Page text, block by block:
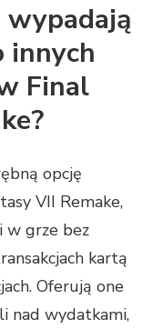
innych
Final
opcję
VII Remake,
w grze bez
kartą
Oferują one
nad wydatkami,